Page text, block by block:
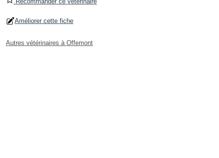
Améliorer cette fiche
Autres vétérinaires à Offemont